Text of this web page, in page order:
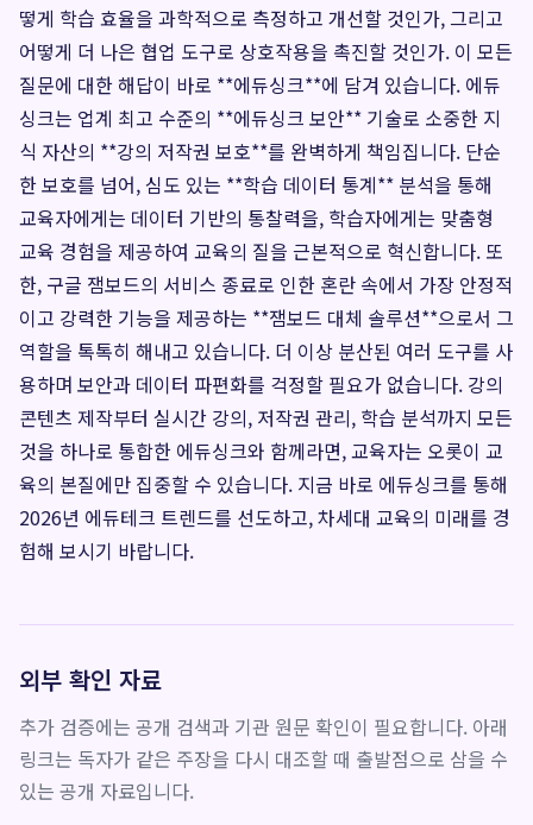
떻게 학습 효율을 과학적으로 측정하고 개선할 것인가, 그리고
어떻게 더 나은 협업 도구로 상호작용을 촉진할 것인가. 이 모든
질문에 대한 해답이 바로 **에듀싱크**에 담겨 있습니다. 에듀
싱크는 업계 최고 수준의 **에듀싱크 보안** 기술로 소중한 지
식 자산의 **강의 저작권 보호**를 완벽하게 책임집니다. 단순
한 보호를 넘어, 심도 있는 **학습 데이터 통계** 분석을 통해
교육자에게는 데이터 기반의 통찰력을, 학습자에게는 맞춤형
교육 경험을 제공하여 교육의 질을 근본적으로 혁신합니다. 또
한, 구글 잼보드의 서비스 종료로 인한 혼란 속에서 가장 안정적
이고 강력한 기능을 제공하는 **잼보드 대체 솔루션**으로서 그
역할을 톡톡히 해내고 있습니다. 더 이상 분산된 여러 도구를 사
용하며 보안과 데이터 파편화를 걱정할 필요가 없습니다. 강의
콘텐츠 제작부터 실시간 강의, 저작권 관리, 학습 분석까지 모든
것을 하나로 통합한 에듀싱크와 함께라면, 교육자는 오롯이 교
육의 본질에만 집중할 수 있습니다. 지금 바로 에듀싱크를 통해
2026년 에듀테크 트렌드를 선도하고, 차세대 교육의 미래를 경
험해 보시기 바랍니다.
외부 확인 자료
추가 검증에는 공개 검색과 기관 원문 확인이 필요합니다. 아래
링크는 독자가 같은 주장을 다시 대조할 때 출발점으로 삼을 수
있는 공개 자료입니다.